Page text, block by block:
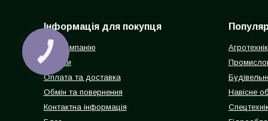
Інформація для покупця
Про компанію
Відгуки
Оплата та доставка
Обмін та повернення
Контактна інформація
Навісне